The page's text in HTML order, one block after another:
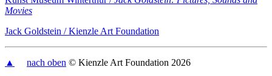
Movies
Jack Goldstein / Kienzle Art Foundation
▲ nach oben © Kienzle Art Foundation 2026